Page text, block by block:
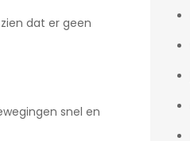
dat er geen
snel en